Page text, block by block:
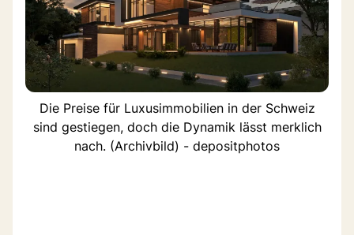
Die Preise für Luxusimmobilien in der Schweiz
sind gestiegen, doch die Dynamik lässt merklich
nach. (Archivbild) - depositphotos